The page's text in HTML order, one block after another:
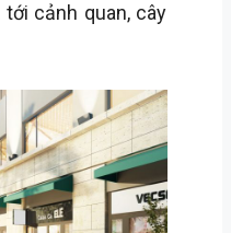
cảnh quan, cây